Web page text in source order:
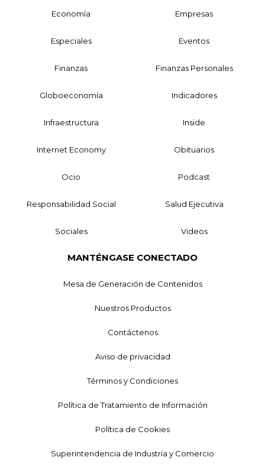
Economía Empresas
Especiales Eventos
Finanzas Finanzas Personales
Globoeconomía Indicadores
Infraestructura Inside
Internet Economy Obituarios
Ocio Podcast
Responsabilidad Social Salud Ejecutiva
Sociales Videos
MANTÉNGASE CONECTADO
Mesa de Generación de Contenidos
Nuestros Productos
Contáctenos
Aviso de privacidad
Términos y Condiciones
Política de Tratamiento de Información
Política de Cookies
Superintendencia de Industria y Comercio